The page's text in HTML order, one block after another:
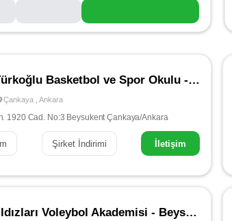
Hidayet Türkoğlu Basketbol ve Spor Okulu - Çankaya
Çankaya Ankara
1920 Cad. No:3 Beysukent Çankaya/Ankara
Şirket İndirimi İletişim
Filenin Yıldızları Voleybol Akademisi - Beysukent / Çayyolu